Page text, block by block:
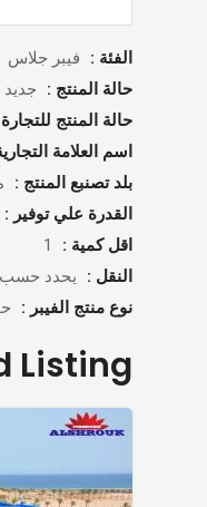
الفئة :
فيبر جلاس
حالة المنتج :
جديد
حالة المنتج
اسم العلامة
بلد تصنبع المنتج :
القدرة علي توفير :
اقل كمية :
1
النقل :
يحدد حسب
نوع منتج الفيبر :
Listing